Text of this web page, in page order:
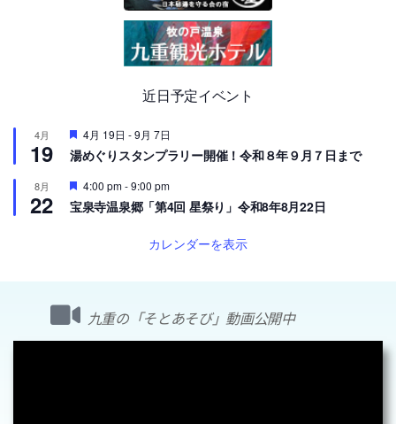
近日予定イベント
4月
19
注
目
4月 19日 -9月 7日
湯めぐりスタンプラリー開催！令和８年９月７日まで
8月
22
注
目
4:00 pm-9:00 pm
宝泉寺温泉郷「第4回 星祭り」令和8年8月22日
カレンダーを表示
九重の「そとあそび」動画公開中